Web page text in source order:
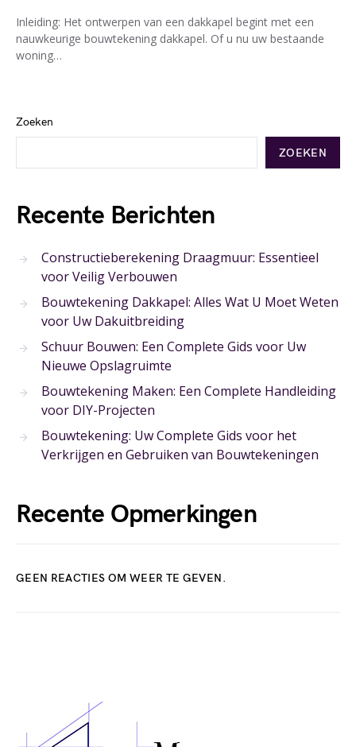
Inleiding: Het ontwerpen van een dakkapel begint met een
nauwkeurige bouwtekening dakkapel. Of u nu uw bestaande
woning…
Zoeken
ZOEKEN
Recente Berichten
Constructieberekening Draagmuur: Essentieel
voor Veilig Verbouwen
Bouwtekening Dakkapel: Alles Wat U Moet Weten
voor Uw Dakuitbreiding
Schuur Bouwen: Een Complete Gids voor Uw
Nieuwe Opslagruimte
Bouwtekening Maken: Een Complete Handleiding
voor DIY-Projecten
Bouwtekening: Uw Complete Gids voor het
Verkrijgen en Gebruiken van Bouwtekeningen
Recente Opmerkingen
GEEN REACTIES OM WEER TE GEVEN.